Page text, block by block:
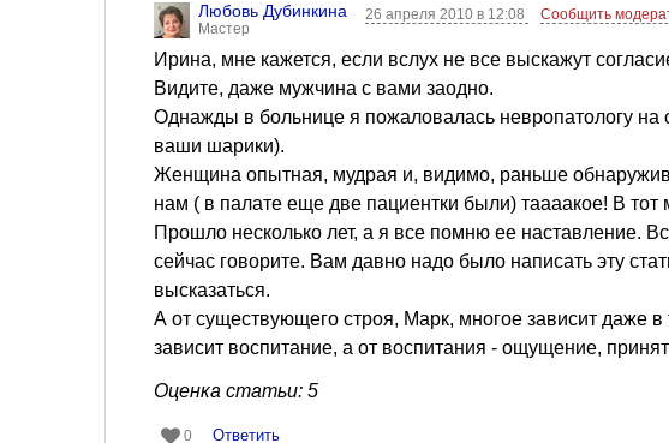
Любовь Дубинкина
Мастер
26 апреля 2010 в 12:08 Сообщить
Ирина, мне кажется, если вслух не все выскажут
Видите, даже мужчина с вами заодно.
Однажды в больнице я пожаловалась невропатологу на
ваши шарики).
Женщина опытная, мудрая и, видимо, раньше
нам ( в палате еще две пациентки были) таааакое! В
Прошло несколько лет, а я все помню ее наставление.
сейчас говорите. Вам давно надо было написать эту
высказаться.
А от существующего строя, Марк, многое зависит даже
зависит воспитание, а от воспитания - ощущение,
Оценка статьи: 5
0 Ответить